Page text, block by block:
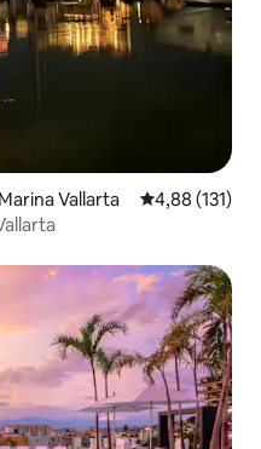
Vallarta Povprečna
4,88 (131)
značko »Izbira gostov«